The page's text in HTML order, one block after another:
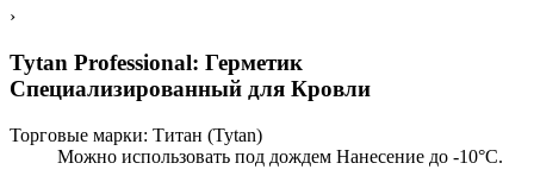
›
Tytan Professional: Герметик
Специализированный для Кровли
Торговые марки: Титан (Tytan)
Можно использовать под дождем Нанесение до -10°C.